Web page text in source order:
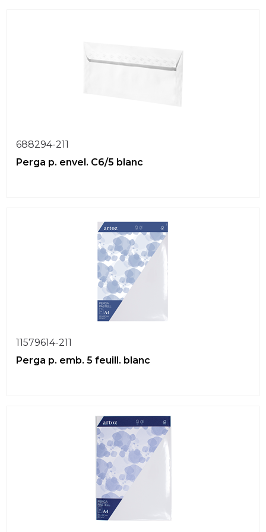
688294-211
Perga p. envel. C6/5 blanc
11579614-211
Perga p. emb. 5 feuill. blanc